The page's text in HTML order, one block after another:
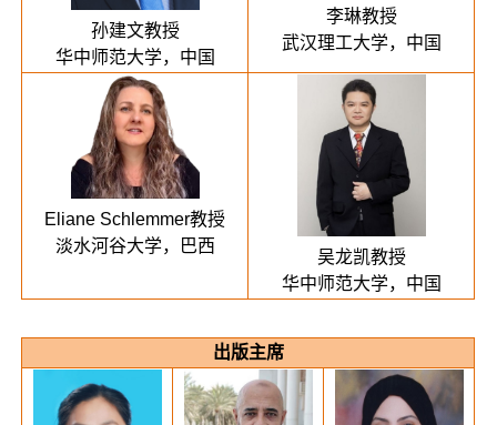
孙建文教授
华中师范大学，中国
李琳教授
武汉理工大学，中国
Eliane Schlemmer教授
淡水河谷大学，巴西
吴龙凯教授
华中师范大学，中国
出版主席